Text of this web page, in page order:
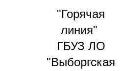
"Горячая
линия"
ГБУЗ ЛО
"Выборгская